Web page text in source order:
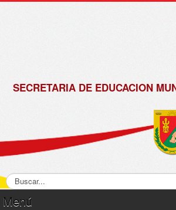
SECRETARIA DE EDUCACION
Menú
de
Omar